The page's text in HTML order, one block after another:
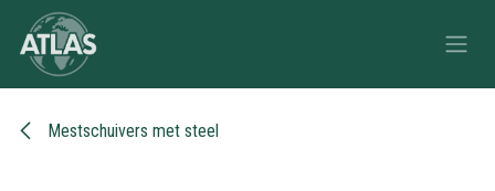
Overslaan naar inhoud
Mestschuivers met steel